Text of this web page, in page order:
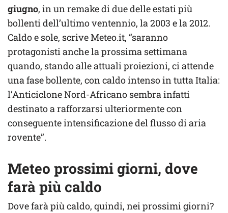
giugno, in un remake di due delle estati più
bollenti dell’ultimo ventennio, la 2003 e la 2012.
Caldo e sole, scrive Meteo.it, “saranno
protagonisti anche la prossima settimana
quando, stando alle attuali proiezioni, ci attende
una fase bollente, con caldo intenso in tutta Italia:
l’Anticiclone Nord-Africano sembra infatti
destinato a rafforzarsi ulteriormente con
conseguente intensificazione del flusso di aria
rovente”.
Meteo prossimi giorni, dove
farà più caldo
Dove farà più caldo, quindi, nei prossimi giorni?